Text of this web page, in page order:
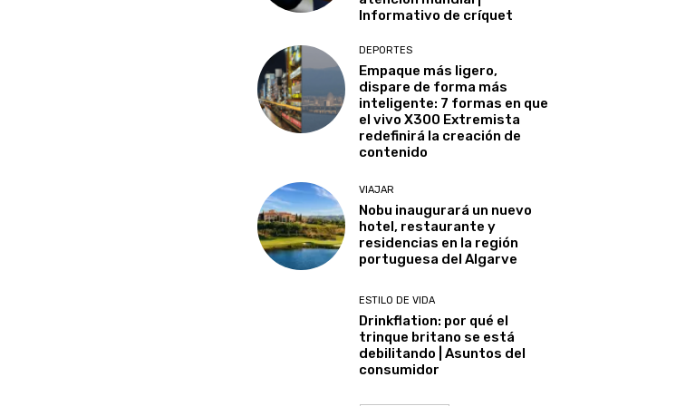
Informativo de críquet
DEPORTES
Empaque más ligero,
dispare de forma más
inteligente: 7 formas en que
el vivo X300 Extremista
redefinirá la creación de
contenido
VIAJAR
Nobu inaugurará un nuevo
hotel, restaurante y
residencias en la región
portuguesa del Algarve
ESTILO DE VIDA
Drinkflation: por qué el
trinque britano se está
debilitando | Asuntos del
consumidor